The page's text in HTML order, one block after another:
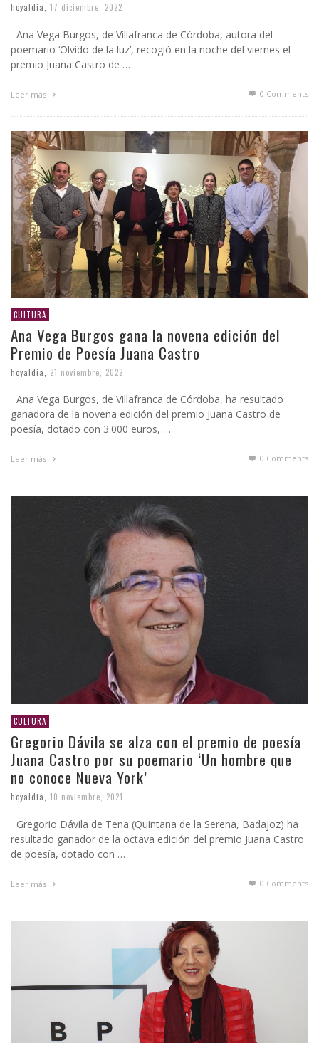
hoyaldia 17 diciembre, 2022
Ana Vega Burgos, de Villafranca de Córdoba, autora del
poemario ‘Olvido de la luz’, recogió en la noche del viernes el
premio Juana Castro de …
Leer más 0 Comments
CULTURA
Ana Vega Burgos gana la novena edición del
Premio de Poesía Juana Castro
hoyaldia 21 noviembre, 2022
Ana Vega Burgos, de Villafranca de Córdoba, ha resultado
ganadora de la novena edición del premio Juana Castro de
poesía, dotado con 3.000 euros, …
Leer más 0 Comments
CULTURA
Gregorio Dávila se alza con el premio de poesía
Juana Castro por su poemario ‘Un hombre que
no conoce Nueva York’
hoyaldia 10 noviembre, 2021
Gregorio Dávila de Tena (Quintana de la Serena, Badajoz) ha
resultado ganador de la octava edición del premio Juana Castro
de poesía, dotado con …
Leer más 0 Comments